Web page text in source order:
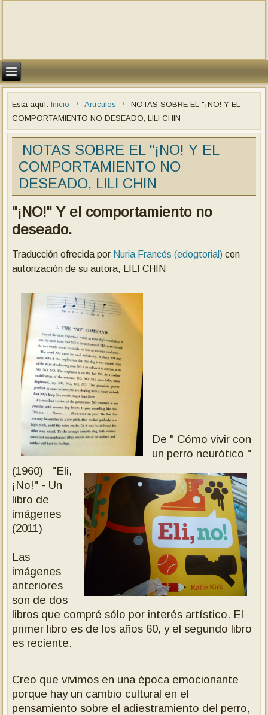
Está aquí:Inicio Artículos
NOTAS SOBRE EL "¡NO! Y EL
COMPORTAMIENTO NO DESEADO, LILI CHIN
NOTAS SOBRE EL "¡NO! Y EL
COMPORTAMIENTO NO
DESEADO, LILI CHIN
"¡NO!" Y el comportamiento no
deseado.
Traducción ofrecida por Nuria Francés (edogtorial) con
autorización de su autora, LILI CHIN
De " Cómo vivir con
un perro neurótico "
(1960) "Eli,
¡No!" - Un
libro de
imágenes
(2011)
Las
imágenes
anteriores
son de dos
libros que compré sólo por interés artístico. El
primer libro es de los años 60, y el segundo libro
es reciente.
Creo que vivimos en una época emocionante
porque hay un cambio cultural en el
pensamiento sobre el adiestramiento del perro,